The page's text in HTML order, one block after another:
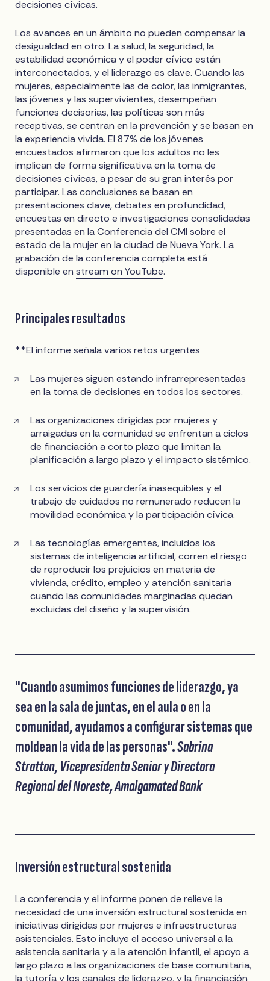
decisiones cívicas.
Los avances en un ámbito no pueden compensar la
desigualdad en otro. La salud, la seguridad, la
estabilidad económica y el poder cívico están
interconectados, y el liderazgo es clave. Cuando las
mujeres, especialmente las de color, las inmigrantes,
las jóvenes y las supervivientes, desempeñan
funciones decisorias, las políticas son más
receptivas, se centran en la prevención y se basan en
la experiencia vivida. El 87% de los jóvenes
encuestados afirmaron que los adultos no les
implican de forma significativa en la toma de
decisiones cívicas, a pesar de su gran interés por
participar. Las conclusiones se basan en
presentaciones clave, debates en profundidad,
encuestas en directo e investigaciones consolidadas
presentadas en la Conferencia del CMI sobre el
estado de la mujer en la ciudad de Nueva York. La
grabación de la conferencia completa está
disponible enstream on YouTube.
Principales resultados
**El informe señala varios retos urgentes
Las mujeres siguen estando infrarrepresentadas
en la toma de decisiones en todos los sectores.
Las organizaciones dirigidas por mujeres y
arraigadas en la comunidad se enfrentan a ciclos
de financiación a corto plazo que limitan la
planificación a largo plazo y el impacto sistémico.
Los servicios de guardería inasequibles y el
trabajo de cuidados no remunerado reducen la
movilidad económica y la participación cívica.
Las tecnologías emergentes, incluidos los
sistemas de inteligencia artificial, corren el riesgo
de reproducir los prejuicios en materia de
vivienda, crédito, empleo y atención sanitaria
cuando las comunidades marginadas quedan
excluidas del diseño y la supervisión.
"Cuando asumimos funciones de liderazgo, ya
sea en la sala de juntas, en el aula o en la
comunidad, ayudamos a configurar sistemas que
moldean la vida de las personas".Sabrina
Stratton, Vicepresidenta Senior y Directora
Regional del Noreste, Amalgamated Bank
Inversión estructural sostenida
La conferencia y el informe ponen de relieve la
necesidad de una inversión estructural sostenida en
iniciativas dirigidas por mujeres e infraestructuras
asistenciales. Esto incluye el acceso universal a la
asistencia sanitaria y a la atención infantil, el apoyo a
largo plazo a las organizaciones de base comunitaria,
la tutoría y los canales de liderazgo, y la financiación